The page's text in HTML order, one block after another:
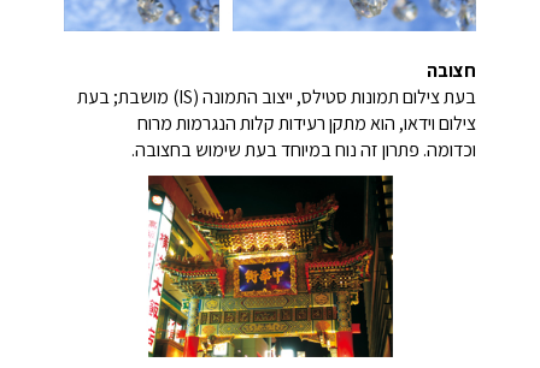
חצובה
בעת צילום תמונות סטילס, ייצוב התמונה (IS) מושבת; בעת
צילום וידאו, הוא מתקן רעידות קלות הנגרמות מרוח
וכדומה. פתרון זה נוח במיוחד בעת שימוש בחצובה.